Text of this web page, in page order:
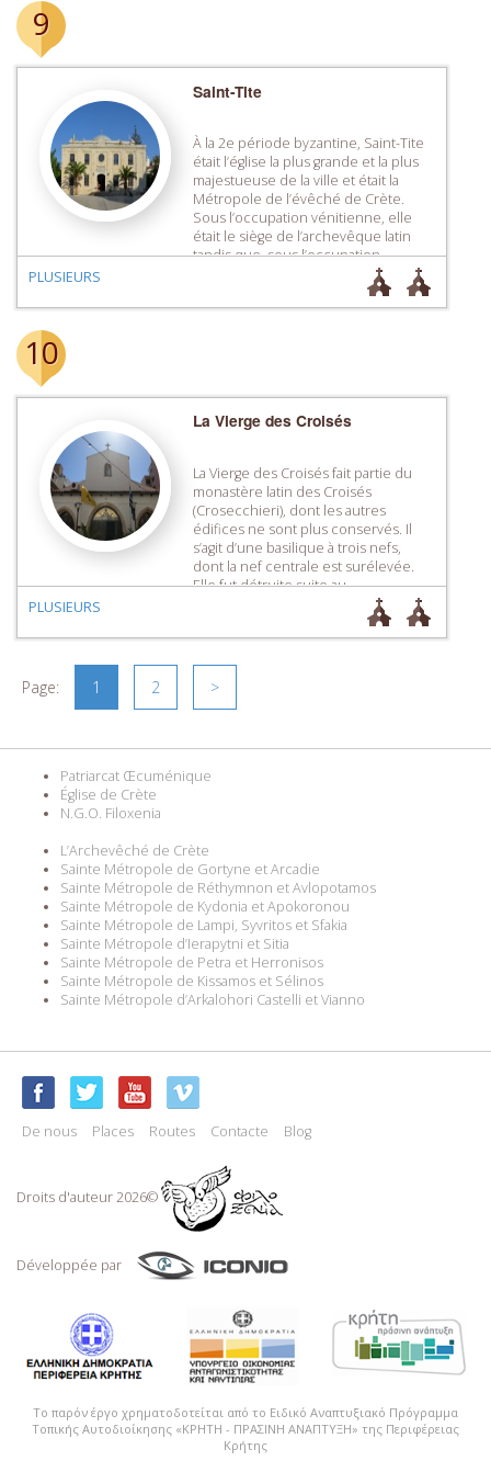
9
Saint-Tite
À la 2e période byzantine, Saint-Tite
était l’église la plus grande et la plus
majestueuse de la ville et était la
Métropole de l’évêché de Crète.
Sous l’occupation vénitienne, elle
était le siège de l’archevêque latin
tandis que, sous l’occupation
ottomane, elle fut transformée en
mosquée et son clocher fut
transformé en minaret. À l’origine, […]
PLUSIEURS
10
La Vierge des Croisés
La Vierge des Croisés fait partie du
monastère latin des Croisés
(Crosecchieri), dont les autres
édifices ne sont plus conservés. Il
s’agit d’une basilique à trois nefs,
dont la nef centrale est surélevée.
Elle fut détruite suite au
bombardement allemand durant la
Bataille de Crète, en 1941, et fut
restaurée en 1956.
PLUSIEURS
Page: 1 2 >
Patriarcat Œcuménique
Église de Crète
N.G.O. Filoxenia
L’Archevêché de Crète
Sainte Métropole de Gortyne et Arcadie
Sainte Métropole de Réthymnon et Avlopotamos
Sainte Métropole de Kydonia et Apokoronou
Sainte Métropole de Lampi, Syvritos et Sfakia
Sainte Métropole d’Ierapytni et Sitia
Sainte Métropole de Petra et Herronisos
Sainte Métropole de Kissamos et Sélinos
Sainte Métropole d’Arkalohori Castelli et Vianno
De nous Places Routes Contacte Blog
Droits d'auteur 2026©
Développée par
Το παρόν έργο χρηματοδοτείται από το Ειδικό Αναπτυξιακό Πρόγραμμα
Τοπικής Αυτοδιοίκησης «ΚΡΗΤΗ - ΠΡΑΣΙΝΗ ΑΝΑΠΤΥΞΗ» της Περιφέρειας
Κρήτης